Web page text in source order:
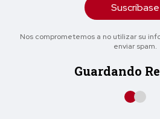
Suscríbase
Nos comprometemos a no utilizar su
enviar spam.
Guardando